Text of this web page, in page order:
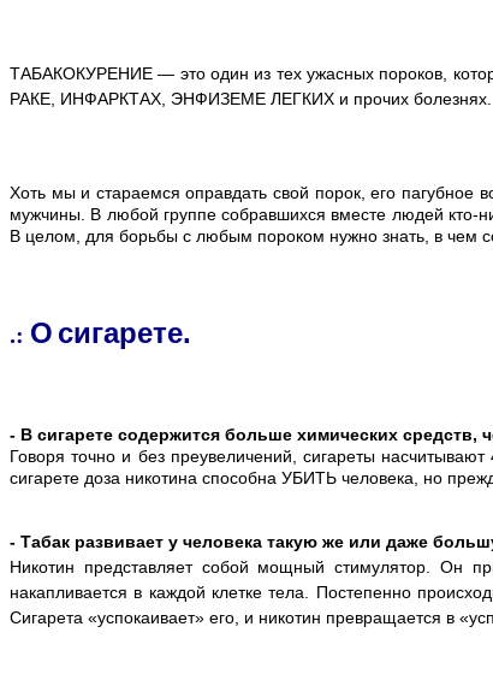
ТАБАКОКУРЕНИЕ — это один из тех ужасных пороков,
РАКЕ, ИНФАРКТАХ, ЭНФИЗЕМЕ ЛЕГКИХ и прочих болезнях.
Хоть мы и стараемся оправдать свой порок, его
мужчины. В любой группе собравшихся вместе людей кто-
В целом, для борьбы с любым пороком нужно знать, в чем
.: О сигарете.
- В сигарете содержится больше химических средств,
Говоря точно и без преувеличений, сигареты
сигарете доза никотина способна УБИТЬ человека, но
- Табак развивает у человека такую же или даже
Никотин представляет собой мощный стимулятор. Он
накапливается в каждой клетке тела. Постепенно
Сигарета «успокаивает» его, и никотин превращается в